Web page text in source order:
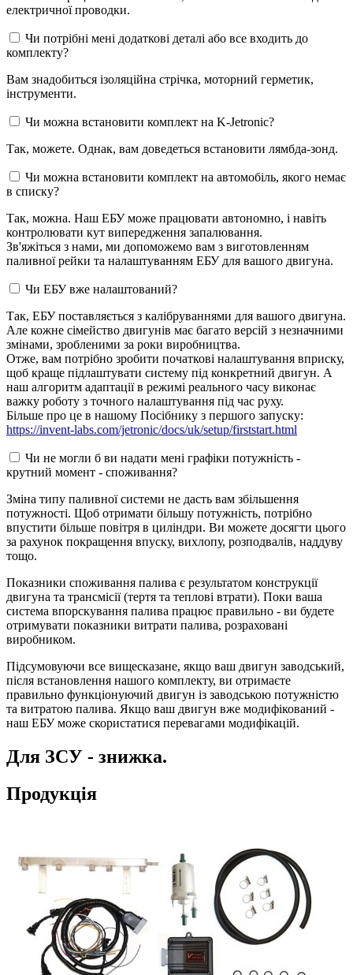
електричної проводки.
Чи потрібні мені додаткові деталі або все входить до
комплекту?
Вам знадобиться ізоляційна стрічка, моторний герметик,
інструменти.
Чи можна встановити комплект на K-Jetronic?
Так, можете. Однак, вам доведеться встановити лямбда-зонд.
Чи можна встановити комплект на автомобіль, якого немає
в списку?
Так, можна. Наш ЕБУ може працювати автономно, і навіть
контролювати кут випередження запалювання.
Зв'яжіться з нами, ми допоможемо вам з виготовленням
паливної рейки та налаштуванням ЕБУ для вашого двигуна.
Чи ЕБУ вже налаштований?
Так, ЕБУ поставляється з калібруваннями для вашого двигуна.
Але кожне сімейство двигунів має багато версій з незначними
змінами, зробленими за роки виробництва.
Отже, вам потрібно зробити початкові налаштування вприску,
щоб краще підлаштувати систему під конкретний двигун. А
наш алгоритм адаптації в режимі реального часу виконає
важку роботу з точного налаштування під час руху.
Більше про це в нашому Посібнику з першого запуску:
https://invent-labs.com/jetronic/docs/uk/setup/firststart.html
Чи не могли б ви надати мені графіки потужність -
крутний момент - споживання?
Зміна типу паливної системи не дасть вам збільшення
потужності. Щоб отримати більшу потужність, потрібно
впустити більше повітря в циліндри. Ви можете досягти цього
за рахунок покращення впуску, вихлопу, розподвалів, наддуву
тощо.
Показники споживання палива є результатом конструкції
двигуна та трансмісії (тертя та теплові втрати). Поки ваша
система впорскування палива працює правильно - ви будете
отримувати показники витрати палива, розраховані
виробником.
Підсумовуючи все вищесказане, якщо ваш двигун заводський,
після встановлення нашого комплекту, ви отримаєте
правильно функціонуючий двигун із заводською потужністю
та витратою палива. Якщо ваш двигун вже модифікований -
наш ЕБУ може скористатися перевагами модифікацій.
Для ЗСУ - знижка.
Продукція